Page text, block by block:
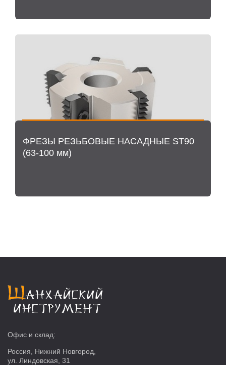
ФРЕЗЫ РЕЗЬБОВЫЕ НАСАДНЫЕ ST90
(63-100 мм)
Офис и склад:
Россия, Нижний Новгород,
ул. Линдовская, 31